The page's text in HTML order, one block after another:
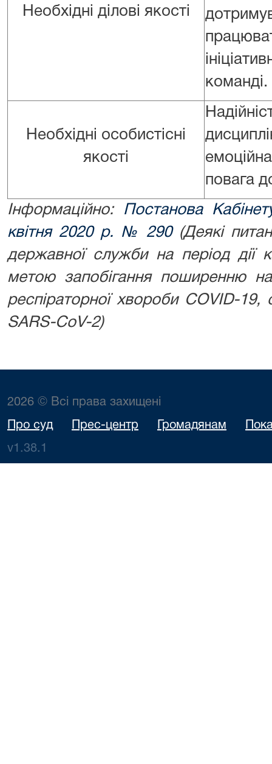
Необхідні ділові якості
команді.
Необхідні особистісні
якості
повага
Інформаційно:
Постанова
квітня 2020 р. № 290(Деякі
державної служби на період дії
метою запобігання поширенню на
респіраторної хвороби COVID-19,
SARS-CoV-2)
2026 © Всі права захищені
Про суд Прес-центр Громадянам
v1.38.1